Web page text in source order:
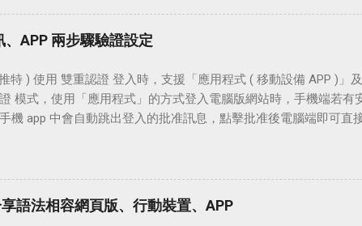
機安裝版）。 保留上一次選擇的歷史顏色。 軟體資訊 軟體名稱
免費 ( 主機安裝版 單主機 0.99 USD ) 作業系統：Windows、
ColorPick/ 檔案下載： Chrome 安裝版連結 ｜ 主機安裝
充可能還沒有預期在 Mac 上。 需要權限： 讀取及變更您造訪過
ColorPick Eyedropper 圖示，即可在網頁中的任意位置擷取色碼
色碼，需查看 HSL 色碼值可點擊設置 ( 齒鑰 ) 在設定頁面即可
會保留在這一頁
APP 兩步驟驗證設定
特 ) 使用 雙重認證 登入時，支援「應用程式 ( 移動設備 APP )」
模式，使用「應用程式」的方式登入電腦版網站時，手機端若有
機 app 中會自動跳出登入的批准訊息，點擊批准後電腦端即可直
確定，即可完成登入的動作。 Twitter 的手機簡訊 兩步驟認證 登入
成功，不妨參考本文的設置方法，相信可以很快的完成簡訊登入
twitter.com/ 」 Twitter 官方網站移動版「 https://
登入設定 測試登入時是否有收到簡訊 移動設備 app 雙重認證設定
語法相容網頁版、行動裝置、APP